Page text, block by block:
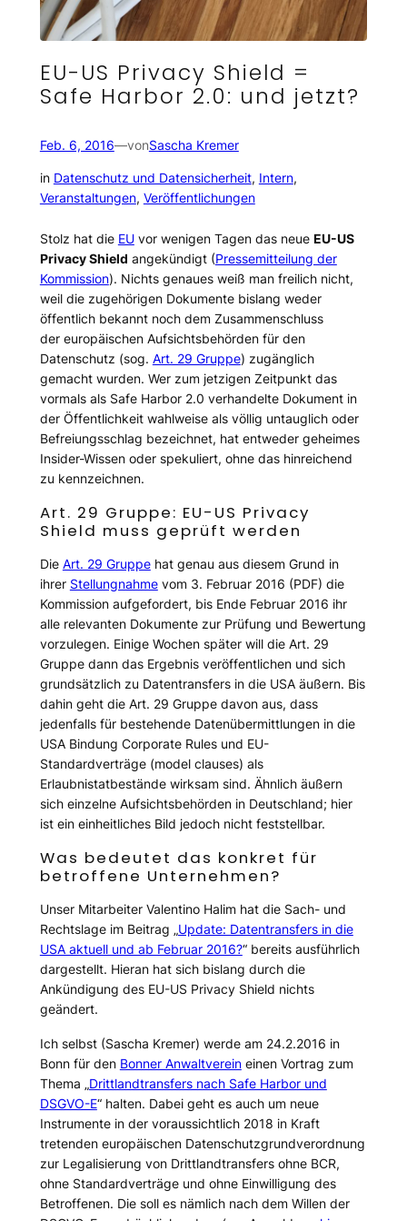
EU-US Privacy Shield =
Safe Harbor 2.0: und jetzt?
Feb. 6, 2016—vonSascha Kremer
in Datenschutz und Datensicherheit, Intern
Veranstaltungen, Veröffentlichungen
Stolz hat die EUvor wenigen Tagen das neue EU-US
Privacy Shield angekündigt (Pressemitteilung der
Kommission). Nichts genaues weiß man freilich nicht,
weil die zugehörigen Dokumente bislang weder
öffentlich bekannt noch dem Zusammenschluss
der europäischen Aufsichtsbehörden für den
Datenschutz (sog. Art. 29 Gruppe) zugänglich
gemacht wurden. Wer zum jetzigen Zeitpunkt das
vormals als Safe Harbor 2.0 verhandelte Dokument in
der Öffentlichkeit wahlweise als völlig untauglich oder
Befreiungsschlag bezeichnet, hat entweder geheimes
Insider-Wissen oder spekuliert, ohne das hinreichend
zu kennzeichnen.
Art. 29 Gruppe: EU-US Privacy
Shield muss geprüft werden
Die Art. 29 Gruppehat genau aus diesem Grund in
ihrer Stellungnahmevom 3. Februar 2016 (PDF) die
Kommission aufgefordert, bis Ende Februar 2016 ihr
alle relevanten Dokumente zur Prüfung und Bewertung
vorzulegen. Einige Wochen später will die Art. 29
Gruppe dann das Ergebnis veröffentlichen und sich
grundsätzlich zu Datentransfers in die USA äußern. Bis
dahin geht die Art. 29 Gruppe davon aus, dass
jedenfalls für bestehende Datenübermittlungen in die
USA Bindung Corporate Rules und EU-
Standardverträge (model clauses) als
Erlaubnistatbestände wirksam sind. Ähnlich äußern
sich einzelne Aufsichtsbehörden in Deutschland; hier
ist ein einheitliches Bild jedoch nicht feststellbar.
Was bedeutet das konkret für
betroffene Unternehmen?
Unser Mitarbeiter Valentino Halim hat die Sach- und
Rechtslage im Beitrag „Update: Datentransfers in die
USA aktuell und ab Februar 2016?“ bereits ausführlich
dargestellt. Hieran hat sich bislang durch die
Ankündigung des EU-US Privacy Shield nichts
geändert.
Ich selbst (Sascha Kremer) werde am 24.2.2016 in
Bonn für den Bonner Anwaltvereineinen Vortrag zum
Thema „Drittlandtransfers nach Safe Harbor und
DSGVO-E“ halten. Dabei geht es auch um neue
Instrumente in der voraussichtlich 2018 in Kraft
tretenden europäischen Datenschutzgrundverordnung
zur Legalisierung von Drittlandtransfers ohne BCR,
ohne Standardverträge und ohne Einwilligung des
Betroffenen. Die soll es nämlich nach dem Willen der